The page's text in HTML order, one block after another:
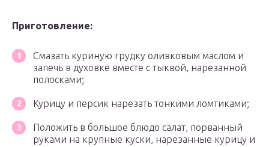
Приготовление:
Смазать куриную грудку оливковым маслом и
запечь в духовке вместе с тыквой, нарезанной
полосками;
Курицу и персик нарезать тонкими ломтиками;
Положить в большое блюдо салат, порванный
руками на крупные куски, нарезанные курицу и